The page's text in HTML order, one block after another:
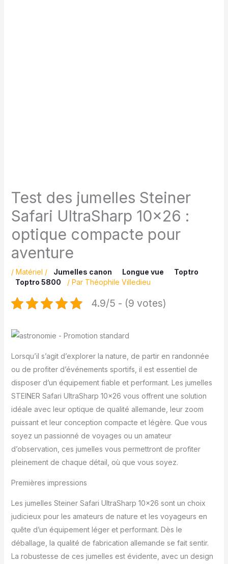
Test des jumelles Steiner
Safari UltraSharp 10×26 :
optique compacte pour
aventure
/ Matériel / Jumelles canon Longue vue
Toptro
Toptro 5800
/ Par Théophile Villedieu
4.9/5 - (9 votes)
Lorsqu’il s’agit d’explorer la nature, de partir en randonnée
ou de profiter d’événements sportifs, il est essentiel de
disposer d’un équipement fiable et performant. Les jumelles
STEINER Safari UltraSharp 10×26 vous offrent une solution
idéale avec leur optique de qualité allemande, leur zoom
puissant et leur conception compacte et légère. Que vous
soyez un passionné de voyages ou un amateur
d’observation, ces jumelles vous permettront de profiter
pleinement de chaque détail, où que vous soyez.
Premières impressions
Les jumelles Steiner Safari UltraSharp 10×26 sont un choix
judicieux pour les amateurs de nature et les voyageurs en
quête d’un équipement léger et performant. Dès le
déballage, la qualité de fabrication allemande se fait sentir.
La robustesse de ces jumelles est évidente, avec un design